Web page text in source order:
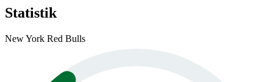
Statistik
New York Red Bulls